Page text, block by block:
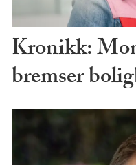
Kronikk:
bremser